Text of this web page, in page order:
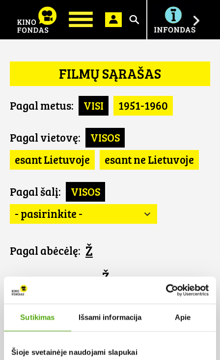
Sutikimas Išsami informacija Apie
Šioje svetainėje naudojami slapukai
Ieškoti
FILMŲ SĄRAŠAS
Pagal metus: VISI 1951-1960
Pagal vietovę:
VISOS
esant Lietuvoje
esant ne Lietuvoje
Pagal šalį:
VISOS
- pasirinkite -
Pagal abėcėlę: Ž
Ž